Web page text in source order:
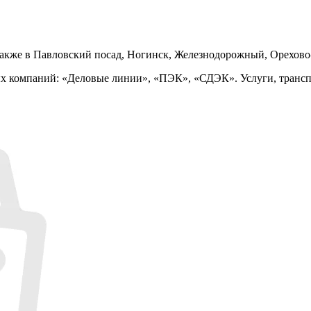
в Павловский посад, Ногинск, Железнодорожный,
компаний: «Деловые линии», «ПЭК», «СДЭК». Услуги,